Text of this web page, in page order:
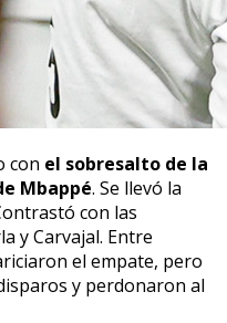
con el sobresalto de la
Mbappé. Se llevó la
con las
y Carvajal. Entre
el empate, pero
y perdonaron al